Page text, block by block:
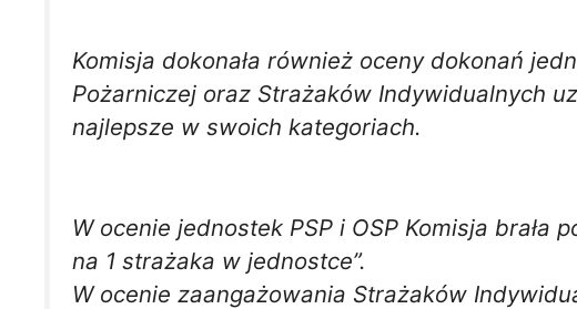
Komisja dokonała również oceny dokonań
Pożarniczej oraz Strażaków Indywidualnych
najlepsze w swoich kategoriach.
W ocenie jednostek PSP i OSP Komisja
na 1 strażaka w jednostce”.
W ocenie zaangażowania Strażaków